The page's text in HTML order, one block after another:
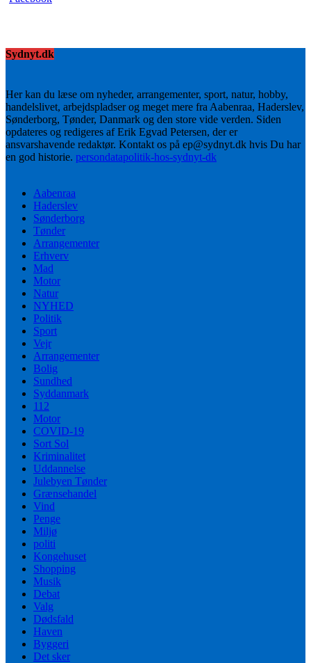
Sydnyt.dk
Her kan du læse om nyheder, arrangementer, sport, natur, hobby,
handelslivet, arbejdspladser og meget mere fra Aabenraa, Haderslev,
Sønderborg, Tønder, Danmark og den store vide verden. Siden
opdateres og redigeres af Erik Egvad Petersen, der er
ansvarshavende redaktør. Kontakt os på ep@sydnyt.dk hvis Du har
en god historie. persondatapolitik-hos-sydnyt-dk
Aabenraa
Haderslev
Sønderborg
Tønder
Arrangementer
Erhverv
Mad
Motor
Natur
NYHED
Politik
Sport
Vejr
Arrangementer
Bolig
Sundhed
Syddanmark
112
Motor
COVID-19
Sort Sol
Kriminalitet
Uddannelse
Julebyen Tønder
Grænsehandel
Vind
Penge
Miljø
politi
Kongehuset
Shopping
Musik
Debat
Valg
Dødsfald
Haven
Byggeri
Det sker